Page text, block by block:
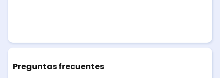
Preguntas frecuentes